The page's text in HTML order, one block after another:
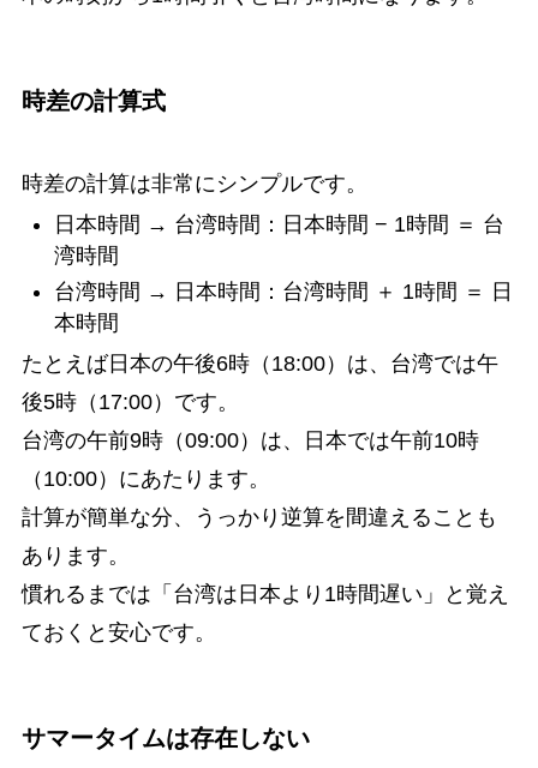
時差の計算式
時差の計算は非常にシンプルです。
日本時間 → 台湾時間：日本時間 − 1時間 ＝ 台
湾時間
台湾時間 → 日本時間：台湾時間 ＋ 1時間 ＝ 日
本時間
たとえば日本の午後6時（18:00）は、台湾では午
後5時（17:00）です。
台湾の午前9時（09:00）は、日本では午前10時
（10:00）にあたります。
計算が簡単な分、うっかり逆算を間違えることも
あります。
慣れるまでは「台湾は日本より1時間遅い」と覚え
ておくと安心です。
サマータイムは存在しない